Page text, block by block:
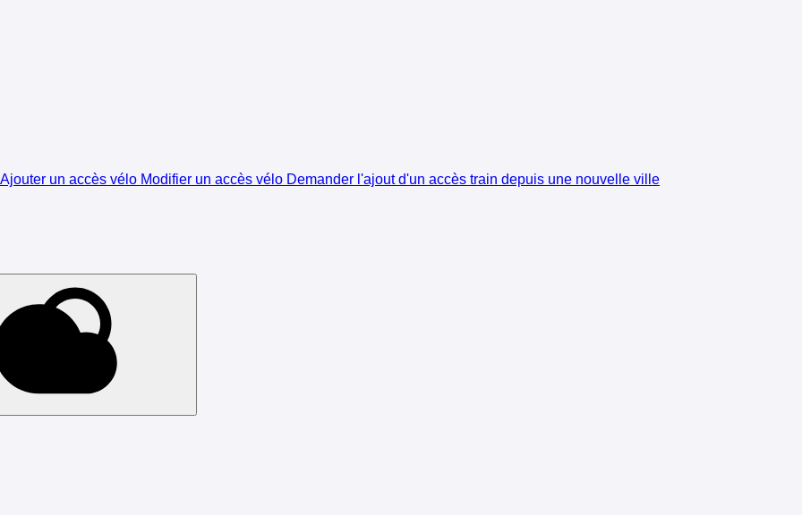
Ajouter un accès vélo Modifier un accès vélo Demander l'ajout d'un accès train depuis une nouvelle ville